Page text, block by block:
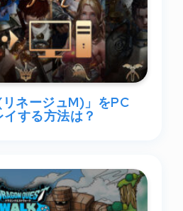
ネージュM)」をPC
する方法は？